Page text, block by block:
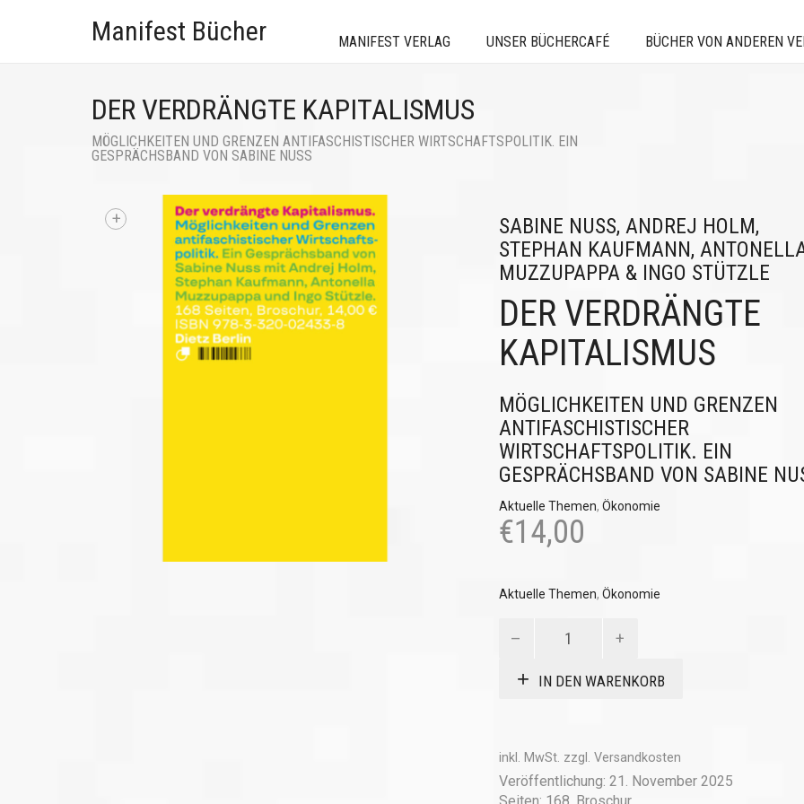
Manifest Bücher MANIFEST VERLAG UNSER BÜCHERCAFÉ BÜCHER VON ANDEREN
DER VERDRÄNGTE KAPITALISMUS
MÖGLICHKEITEN UND GRENZEN ANTIFASCHISTISCHER WIRTSCHAFTSPOLITIK. EIN
GESPRÄCHSBAND VON SABINE NUSS
+
SABINE NUSS, ANDREJ HOLM,
STEPHAN KAUFMANN,
MUZZUPAPPA & INGO STÜTZLE
DER VERDRÄNGTE
KAPITALISMUS
MÖGLICHKEITEN UND GRENZEN
ANTIFASCHISTISCHER
WIRTSCHAFTSPOLITIK. EIN
GESPRÄCHSBAND VON SABINE
Aktuelle Themen, Ökonomie
€14,00
Aktuelle Themen, Ökonomie
MengeIN DEN WARENKORB
inkl. MwSt. zzgl. Versandkosten
Veröffentlichung: 21. November 2025